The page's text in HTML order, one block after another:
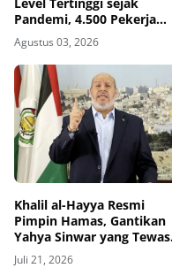
Level Tertinggi sejak
Pandemi, 4.500 Pekerja
Kehilangan Pekerjaan pada
Kuartal II 2026
Agustus 03, 2026
Khalil al-Hayya Resmi
Pimpin Hamas, Gantikan
Yahya Sinwar yang Tewas
Dibunuh Israel
Juli 21, 2026